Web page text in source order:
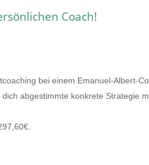
Coach!
bei einem Emanuel-Albert-
abgestimmte konkrete Strategie